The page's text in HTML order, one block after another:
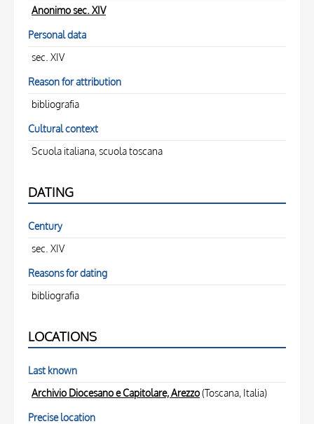
Anonimo sec. XIV
Personal data
sec. XIV
Reason for attribution
bibliografia
Cultural context
Scuola italiana, scuola toscana
DATING
Century
sec. XIV
Reasons for dating
bibliografia
LOCATIONS
Last known
Archivio Diocesano e Capitolare, Arezzo(Toscana, Italia)
Precise location